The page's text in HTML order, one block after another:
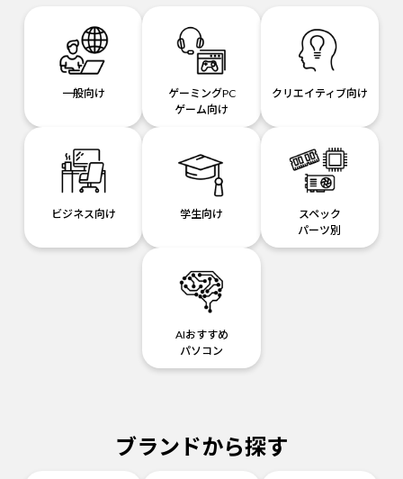
一般向け
ゲーミングPC
ゲーム向け
クリエイティブ向け
ビジネス向け 学生向け
スペック
パーツ別
AIおすすめ
パソコン
ブランドから探す